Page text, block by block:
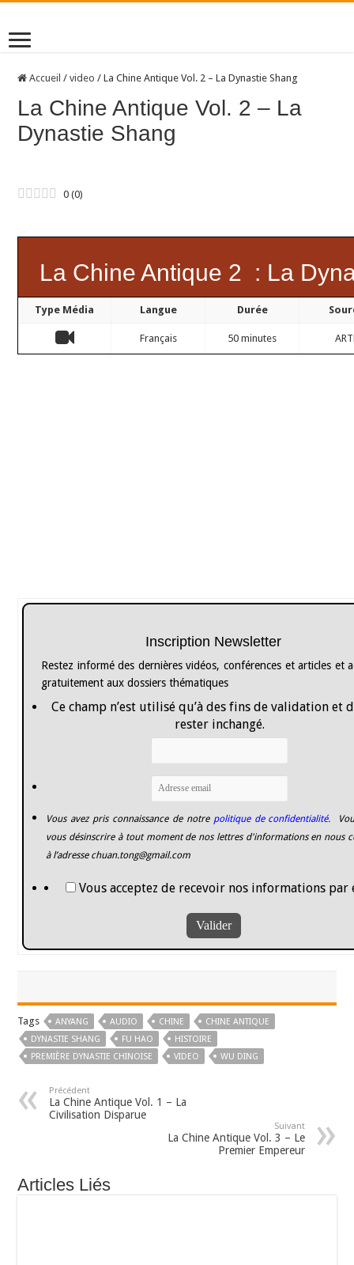
Accueil / video / La Chine Antique Vol. 2 – La Dynastie Shang
La Chine Antique Vol. 2 – La
Dynastie Shang
0 (0)
La Chine Antique 2 : La
Type Média Langue Durée
Français 50 minutes
Inscription Newsletter
Restez informé des dernières vidéos, conférences et articles et
gratuitement aux dossiers thématiques
Ce champ n’est utilisé qu’à des fins de validation et
rester inchangé.
Vous avez pris connaissance de notrepolitique de confidentialité.
vous désinscrire à tout moment de nos lettres d'informations en nous
à l’adresse chuan.tong@gmail.com
Vous acceptez de recevoir nos informations par
Tags ANYANG AUDIO CHINE
CHINE ANTIQUE
DYNASTIE SHANG
FU HAO
HISTOIRE
PREMIÈRE DYNASTIE CHINOISE
VIDEO WU DING
Précédent
La Chine Antique Vol. 1 – La
Civilisation Disparue
Suivant
La Chine Antique Vol. 3 – Le
Premier Empereur
Articles Liés